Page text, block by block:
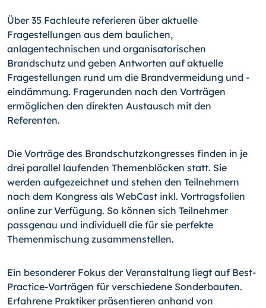
Über 35 Fachleute referieren über aktuelle
Fragestellungen aus dem baulichen,
anlagentechnischen und organisatorischen
Brandschutz und geben Antworten auf aktuelle
Fragestellungen rund um die Brandvermeidung und -
eindämmung. Fragerunden nach den Vorträgen
ermöglichen den direkten Austausch mit den
Referenten.
Die Vorträge des Brandschutzkongresses finden in je
drei parallel laufenden Themenblöcken statt. Sie
werden aufgezeichnet und stehen den Teilnehmern
nach dem Kongress als WebCast inkl. Vortragsfolien
online zur Verfügung. So können sich Teilnehmer
passgenau und individuell die für sie perfekte
Themenmischung zusammenstellen.
Ein besonderer Fokus der Veranstaltung liegt auf Best-
Practice-Vorträgen für verschiedene Sonderbauten.
Erfahrene Praktiker präsentieren anhand von